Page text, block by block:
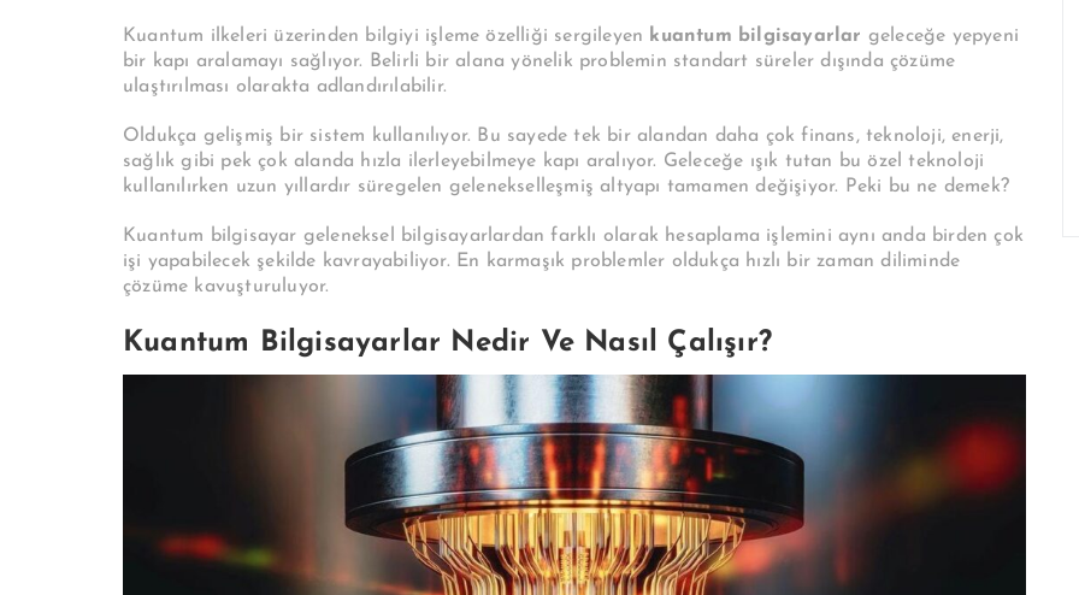
Kuantum ilkeleri üzerinden bilgiyi işleme özelliği sergileyen kuantum bilgisayarlar geleceğe yepyeni
bir kapı aralamayı sağlıyor. Belirli bir alana yönelik problemin standart süreler dışında çözüme
ulaştırılması olarakta adlandırılabilir.
Oldukça gelişmiş bir sistem kullanılıyor. Bu sayede tek bir alandan daha çok finans, teknoloji, enerji,
sağlık gibi pek çok alanda hızla ilerleyebilmeye kapı aralıyor. Geleceğe ışık tutan bu özel teknoloji
kullanılırken uzun yıllardır süregelen gelenekselleşmiş altyapı tamamen değişiyor. Peki bu ne demek?
Kuantum bilgisayar geleneksel bilgisayarlardan farklı olarak hesaplama işlemini aynı anda birden çok
işi yapabilecek şekilde kavrayabiliyor. En karmaşık problemler oldukça hızlı bir zaman diliminde
çözüme kavuşturuluyor.
Kuantum Bilgisayarlar Nedir Ve Nasıl Çalışır?